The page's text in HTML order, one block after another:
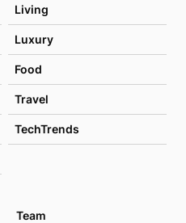
Living
Luxury
Food
Travel
TechTrends
Team